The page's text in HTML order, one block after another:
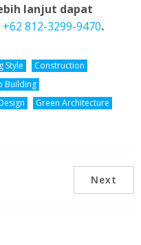
lanjut dapat
+62 812-3299-9470.
Style
Construction
Building
Green Architecture
Next